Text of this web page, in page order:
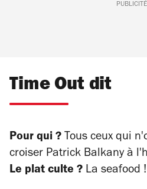
PUBLICITÉ
Time Out dit
Pour qui ? Tous ceux qui
croiser Patrick Balkany à
Le plat culte ? La seafood !